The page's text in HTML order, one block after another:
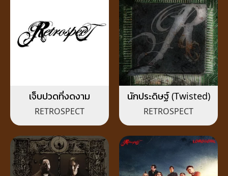
เจ็บปวดที่งดงาม
RETROSPECT
นักประดิษฐ์ (Twisted)
RETROSPECT